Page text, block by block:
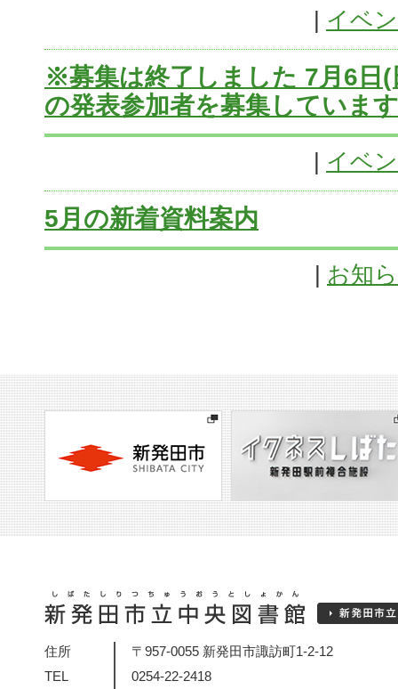
イベ
※募集は終了しました 7月6日
の発表参加者を募集しています
イベ
5月の新着資料案内
お知
住所
〒957-0055 新発田市諏訪町1-2-12
TEL
0254-22-2418